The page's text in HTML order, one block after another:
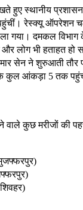
हुए स्थानीय
रेस्क्यू ऑपरेशन
गया। दमकल विभाग
लोग भी हताहत हो
सेन ने शुरुआती तौर
कुल आंकड़ा 5 तक
वाले कुछ मरीजों की